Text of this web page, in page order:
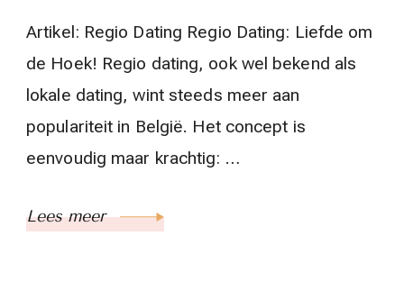
Artikel: Regio Dating Regio Dating: Liefde om
de Hoek! Regio dating, ook wel bekend als
lokale dating, wint steeds meer aan
populariteit in België. Het concept is
eenvoudig maar krachtig: …
Lees meer